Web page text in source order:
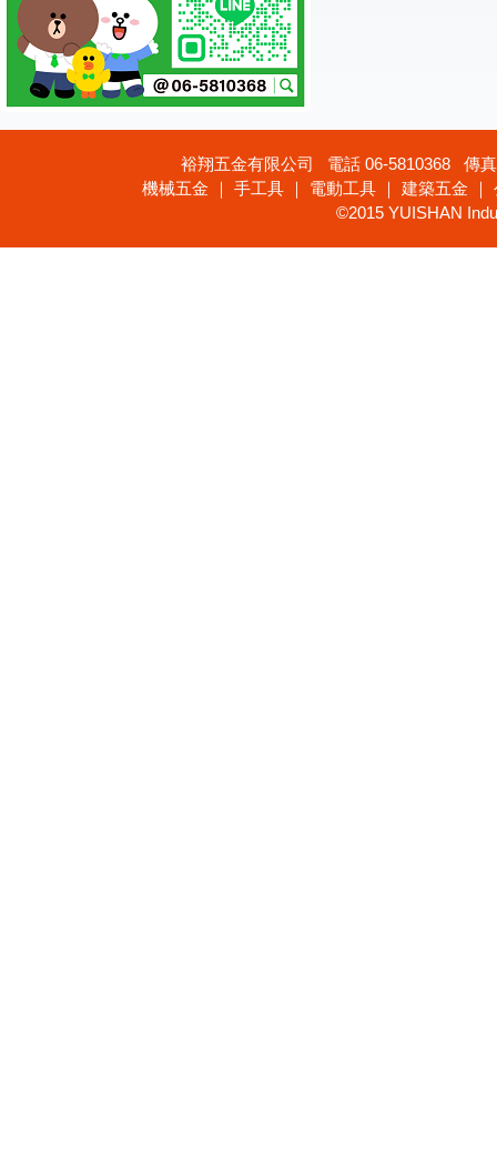
裕翔五金有限公司 電話 06-5810368 傳
機械五金 ｜ 手工具 ｜ 電動工具 ｜ 建築五金
©2015 YUISHAN